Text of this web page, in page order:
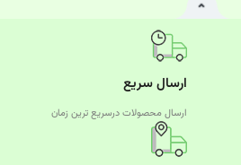
ارسال سریع
ارسال محصولات درسریع‌ ترین زمان